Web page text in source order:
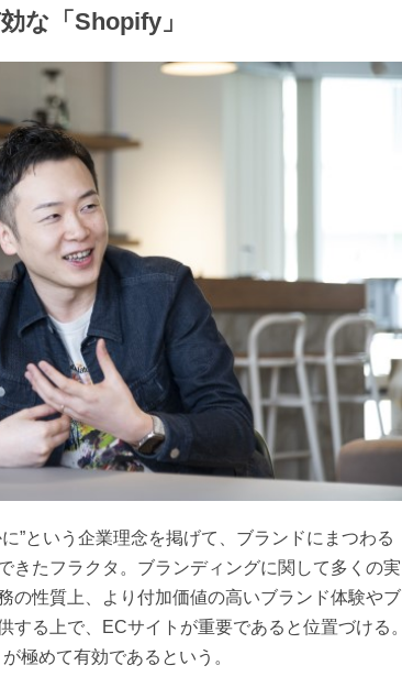
な「Shopify」
”という企業理念を掲げて、ブランドにまつわる
きたフラクタ。ブランディングに関して多くの実
の性質上、より付加価値の高いブランド体験やブ
する上で、ECサイトが重要であると位置づける。
極めて有効であるという。